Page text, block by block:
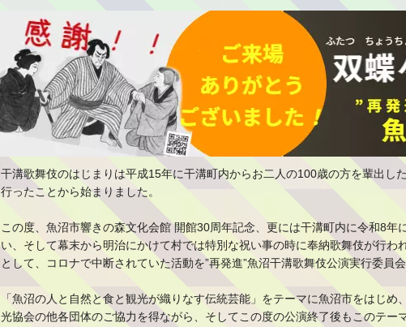
干溝歌舞伎のはじまりは平成15年に干溝町内からお二人の100歳の方を輩出し
行ったことから始まりました。
この度、魚沼市響きの森文化会館 開館30周年記念、更には干溝町内に令和8年
い、そして幕末から明治にかけて村では特別な祝い事の時に奉納歌舞伎が行わ
として、コロナで中断されていた活動を”再発進”魚沼干溝歌舞伎公演実行委員
「魚沼の人と自然と食と観光が織りなす伝統芸能」をテーマに魚沼市をはじめ
光協会の他各団体のご協力を得ながら、そしてこの度の公演終了後もこのテー